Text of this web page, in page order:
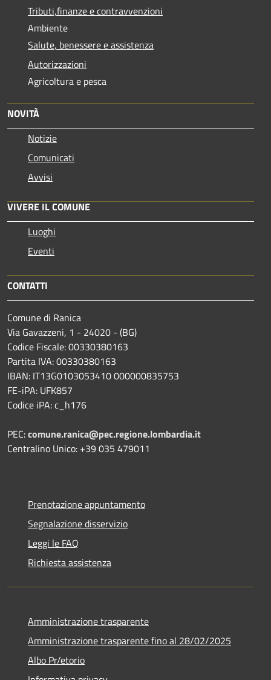
Tributi,finanze e contravvenzioni
Ambiente
Salute, benessere e assistenza
Autorizzazioni
Agricoltura e pesca
NOVITÀ
Notizie
Comunicati
Avvisi
VIVERE IL COMUNE
Luoghi
Eventi
CONTATTI
Comune di Ranica
Via Gavazzeni, 1 - 24020 - (BG)
Codice Fiscale: 00330380163
Partita IVA: 00330380163
IBAN: IT13G0103053410 000000835753
FE-iPA: UFK857
Codice iPA: c_h176
PEC:comune.ranica@pec.regione.lombardia.it
Centralino Unico: +39 035 479011
Prenotazione appuntamento
Segnalazione disservizio
Leggi le FAQ
Richiesta assistenza
Amministrazione trasparente
Amministrazione trasparente fino al 28/02/2025
Albo Pr/etorio